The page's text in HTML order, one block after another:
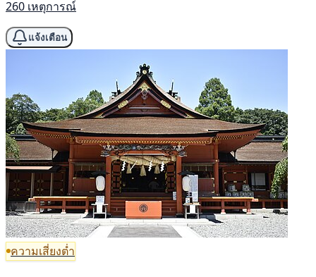
260 เหตุการณ์
แจ้งเตือน
ความเสี่ยงต่ำ